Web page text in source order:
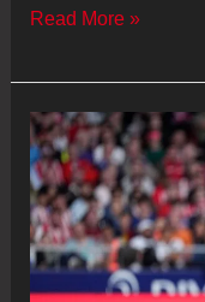
Atlético
Real
Sociedad
en
directo
|
Comienza
Read More »